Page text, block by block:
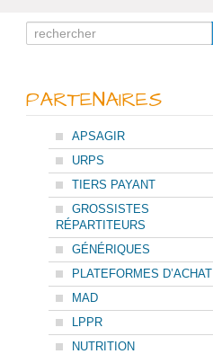
Search
for
PARTENAIRES
APSAGIR
URPS
TIERS PAYANT
GROSSISTES
RÉPARTITEURS
GÉNÉRIQUES
PLATEFORMES D’ACHAT
MAD
LPPR
NUTRITION